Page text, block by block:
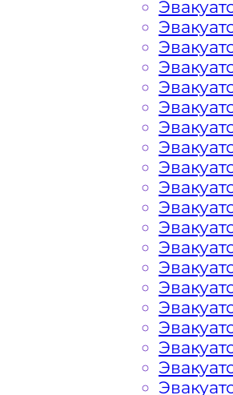
в сфере
Гагаринском районе
и технику, что
Подмосковных,
поломке
полным списком
Административном
Гагаринский
Расчет стоимости
в каждом
всегда готова
автомобилистов и
На стоимость